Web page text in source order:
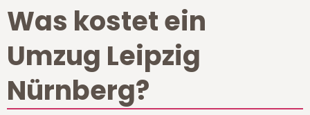
Was kostet ein
Umzug Leipzig
Nürnberg?